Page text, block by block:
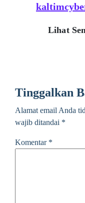
Lihat
Tinggalkan
Alamat email Anda
wajib ditandai *
Komentar *